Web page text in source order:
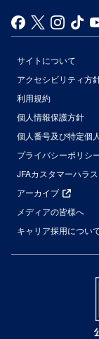
サイトについて
アクセシビリティ方
利用規約
個人情報保護方針
個人番号及び特定個
プライバシーポリシ
JFAカスタマーハラ
アーカイブ
メディアの皆様へ
キャリア採用につい